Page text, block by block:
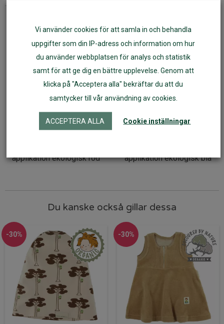
applikation ekologisk röd
applikation ekologisk blå
Du kanske också gillar dessa
-30% -30%
Vi använder cookies för att samla in och behandla
uppgifter som din IP-adress och information om hur
du använder webbplatsen för analys och statistik
samt för att ge dig en bättre upplevelse. Genom att
klicka på "Acceptera alla" bekräftar du att du
samtycker till vår användning av cookies.
ACCEPTERA ALLA Cookie inställningar